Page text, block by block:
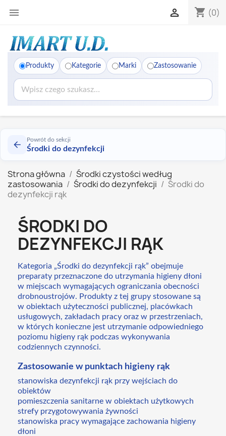
 shopping_cart (0)

Produkty Kategorie Marki Zastosowanie
Powrót do sekcji
Środki do dezynfekcji
Strona główna
Środki czystości według
zastosowania
Środki do dezynfekcji
Środki do
dezynfekcji rąk
ŚRODKI DO
DEZYNFEKCJI RĄK
Kategoria „Środki do dezynfekcji rąk” obejmuje
preparaty przeznaczone do utrzymania higieny dłoni
w miejscach wymagających ograniczania obecności
drobnoustrojów. Produkty z tej grupy stosowane są
w obiektach użyteczności publicznej, placówkach
usługowych, zakładach pracy oraz w przestrzeniach,
w których konieczne jest utrzymanie odpowiedniego
poziomu higieny rąk podczas wykonywania
codziennych czynności.
Zastosowanie w punktach higieny rąk
stanowiska dezynfekcji rąk przy wejściach do
obiektów
pomieszczenia sanitarne w obiektach użytkowych
strefy przygotowywania żywności
stanowiska pracy wymagające zachowania higieny
dłoni